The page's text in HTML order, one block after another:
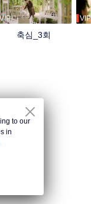
VIP
축심_3회
VIP
to our
in